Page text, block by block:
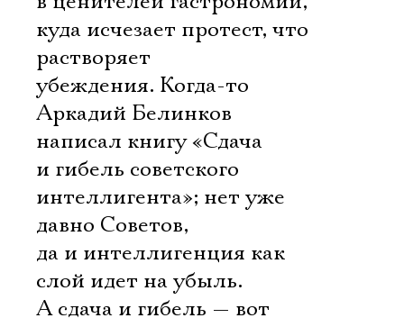
куда исчезает протест, что
растворяет
убеждения. Когда-то
Аркадий Белинков
написал книгу «Сдача
и гибель советского
интеллигента»; нет уже
давно Советов,
да и интеллигенция как
слой идет на убыль.
А сдача и гибель — вот